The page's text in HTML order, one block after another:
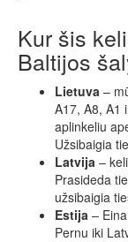
Kur šis
Baltijos
Lietuva –
A17, A8, A1
aplinkeliu
Užsibaigia
Latvija –
Prasideda
užsibaigia
Estija –
Pernu iki